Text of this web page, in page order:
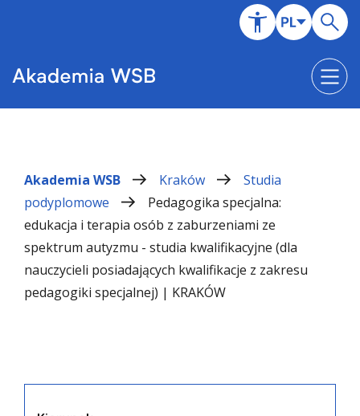
Akademia WSB Kraków
Studia
podyplomowe
Pedagogika specjalna:
edukacja i terapia osób z zaburzeniami ze
spektrum autyzmu - studia kwalifikacyjne (dla
nauczycieli posiadających kwalifikacje z zakresu
pedagogiki specjalnej) | KRAKÓW